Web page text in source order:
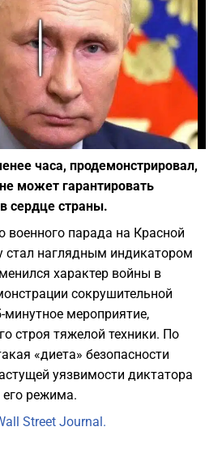
Play
Фото: Википедия
часа, продемонстрировал,
может гарантировать
сердце страны.
военного парада на Красной
стал наглядным индикатором
характер войны в
сокрушительной
мероприятие,
строя тяжелой техники. По
«диета» безопасности
уязвимости диктатора
режима.
Street Journal.